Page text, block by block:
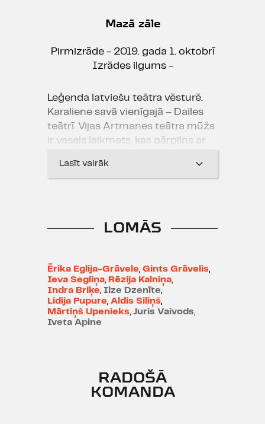
Mazā zāle
Pirmizrāde - 2019. gada 1. oktobrī
Izrādes ilgums -
Leģenda latviešu teātra vēsturē.
Karaliene savā vienīgajā – Dailes
teātrī. Vijas Artmanes teātra mūžs
ir vesels laikmets, kas pārpilns ar
nostāstiem un mīlestību, mākslas
un izrāžu dziesmās. Lai mēs varētu
pieskarties leģendai.
Piedalās: Indra Briķe, Lidija
Segliņa, Ilze Dzenīte, Juris Vaivods,
Mārtiņš Upenieks, Iveta Apine u.c.
Lasīt vairāk
LOMĀS
Ērika Eglija-Grāvele, Gints Grāvelis,
Ieva Segliņa, Rēzija Kalniņa,
Indra Briķe, Ilze Dzenīte,
Lidija Pupure, Aldis Siliņš,
Mārtiņš Upenieks, Juris Vaivods,
Iveta Apine
RADOŠĀ
KOMANDA